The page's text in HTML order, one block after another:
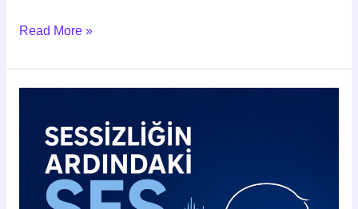
Read More »
Otizmde
Konuşma
Terapisinin